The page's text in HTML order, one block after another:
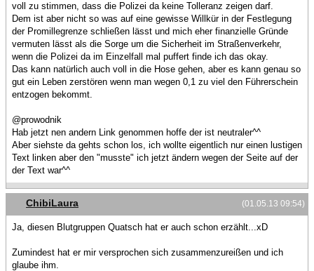
voll zu stimmen, dass die Polizei da keine Tolleranz zeigen darf.
Dem ist aber nicht so was auf eine gewisse Willkür in der Festlegung
der Promillegrenze schließen lässt und mich eher finanzielle Gründe
vermuten lässt als die Sorge um die Sicherheit im Straßenverkehr,
wenn die Polizei da im Einzelfall mal puffert finde ich das okay.
Das kann natürlich auch voll in die Hose gehen, aber es kann genau so
gut ein Leben zerstören wenn man wegen 0,1 zu viel den Führerschein
entzogen bekommt.
@prowodnik
Hab jetzt nen andern Link genommen hoffe der ist neutraler^^
Aber siehste da gehts schon los, ich wollte eigentlich nur einen lustigen
Text linken aber den "musste" ich jetzt ändern wegen der Seite auf der
der Text war^^
(01.05.13 09:54)
ChibiLaura
Ja, diesen Blutgruppen Quatsch hat er auch schon erzählt...xD
Zumindest hat er mir versprochen sich zusammenzureißen und ich
glaube ihm.